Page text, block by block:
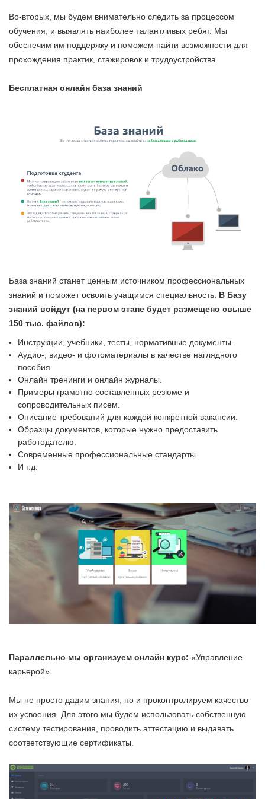
Во-вторых, мы будем внимательно следить за процессом
обучения, и выявлять наиболее талантливых ребят. Мы
обеспечим им поддержку и поможем найти возможности для
прохождения практик, стажировок и трудоустройства.
Бесплатная онлайн база знаний
База знаний станет ценным источником профессиональных
знаний и поможет освоить учащимся специальность. В Базу
знаний войдут (на первом этапе будет размещено свыше
150 тыс. файлов):
Инструкции, учебники, тесты, нормативные документы.
Аудио-, видео- и фотоматериалы в качестве наглядного
пособия.
Онлайн тренинги и онлайн журналы.
Примеры грамотно составленных резюме и
сопроводительных писем.
Описание требований для каждой конкретной вакансии.
Образцы документов, которые нужно предоставить
работодателю.
Современные профессиональные стандарты.
И т.д.
Параллельно мы организуем онлайн курс: «Управление
карьерой».
Мы не просто дадим знания, но и проконтролируем качество
их усвоения. Для этого мы будем использовать собственную
систему тестирования, проводить аттестацию и выдавать
соответствующие сертификаты.